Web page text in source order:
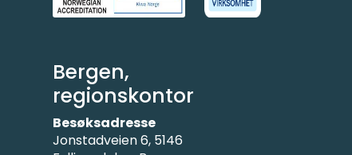
Bergen,
regionskontor
Besøksadresse
Jonstadveien 6, 5146